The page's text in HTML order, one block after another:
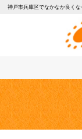
神戸市兵庫区でなかなか良く